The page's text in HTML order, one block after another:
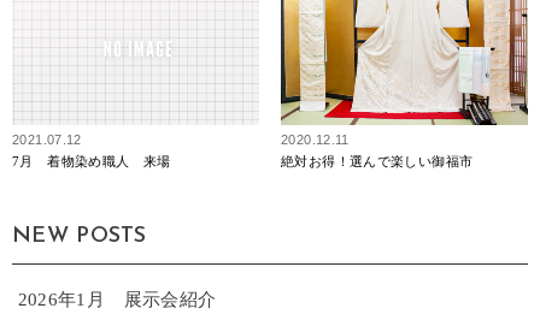
2021.07.12
7月 着物染め職人 来場
2020.12.11
絶対お得！選んで楽しい御福市
NEW POSTS
2026年1月 展示会紹介